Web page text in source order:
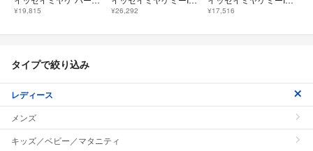
¥19,815 ¥26,292 ¥17,516
タイプで絞り込み
レディース
メンズ
キッズ／ベビー／マタニティ